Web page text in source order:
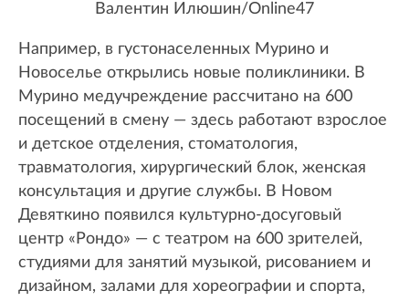
Валентин Илюшин/Online47
Например, в густонаселенных Мурино и
Новоселье открылись новые поликлиники. В
Мурино медучреждение рассчитано на 600
посещений в смену — здесь работают взрослое
и детское отделения, стоматология,
травматология, хирургический блок, женская
консультация и другие службы. В Новом
Девяткино появился культурно-досуговый
центр «Рондо» — с театром на 600 зрителей,
студиями для занятий музыкой, рисованием и
дизайном, залами для хореографии и спорта,